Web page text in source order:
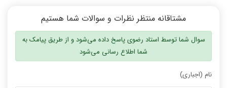
مشتاقانه منتظر نظرات و سوالات شما هستیم
سوال شما توسط استاد رضوی پاسخ داده می‌شود و از طریق پیامک به
شما اطلاع رسانی می‌شود
نام (اجباری)